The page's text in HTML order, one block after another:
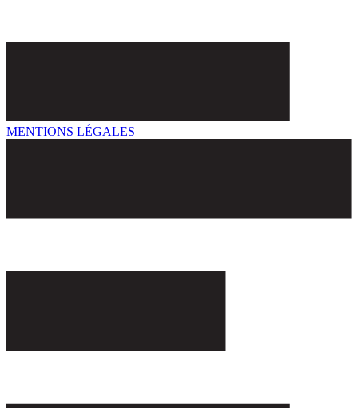
MENTIONS LÉGALES